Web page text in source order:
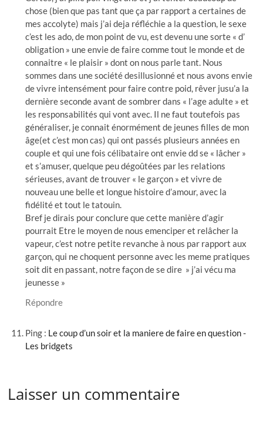
chose (bien que pas tant que ça par rapport a certaines de
mes accolyte) mais j’ai deja réfléchie a la question, le sexe
c’est les ado, de mon point de vu, est devenu une sorte « d’
obligation » une envie de faire comme tout le monde et de
connaitre « le plaisir » dont on nous parle tant. Nous
sommes dans une société desillusionné et nous avons envie
de vivre intensément pour faire contre poid, rêver jusu’a la
dernière seconde avant de sombrer dans « l’age adulte » et
les responsabilités qui vont avec. Il ne faut toutefois pas
généraliser, je connait énormément de jeunes filles de mon
âge(et c’est mon cas) qui ont passés plusieurs années en
couple et qui une fois célibataire ont envie dd se « lâcher »
et s’amuser, quelque peu dégoûtées par les relations
sérieuses, avant de trouver « le garçon » et vivre de
nouveau une belle et longue histoire d’amour, avec la
fidélité et tout le tatouin.
Bref je dirais pour conclure que cette manière d’agir
pourrait Etre le moyen de nous emenciper et relâcher la
vapeur, c’est notre petite revanche à nous par rapport aux
garçon, qui ne choquent personne avec les meme pratiques
soit dit en passant, notre façon de se dire » j’ai vécu ma
jeunesse »
Répondre
Ping : Le coup d’un soir et la maniere de faire en question -
Les bridgets
Laisser un commentaire